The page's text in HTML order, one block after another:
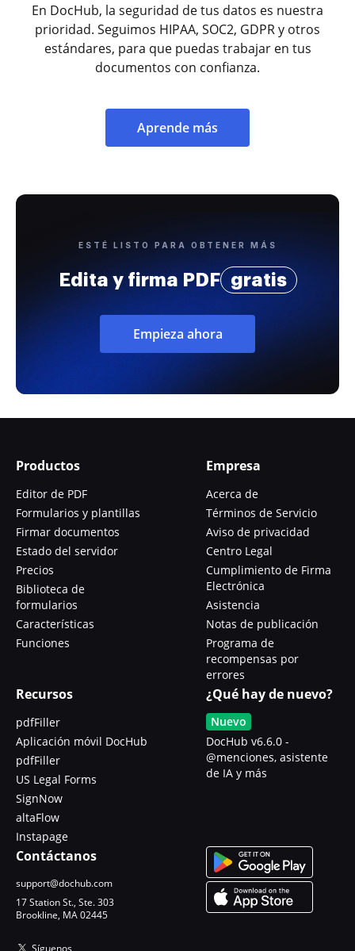
En DocHub, la seguridad de tus datos es nuestra
prioridad. Seguimos HIPAA, SOC2, GDPR y otros
estándares, para que puedas trabajar en tus
documentos con confianza.
Aprende más
ESTÉ LISTO PARA OBTENER MÁS
Edita y firma PDF gratis
Empieza ahora
Productos
Editor de PDF
Formularios y plantillas
Firmar documentos
Estado del servidor
Precios
Biblioteca de
formularios
Características
Funciones
Empresa
Acerca de
Términos de Servicio
Aviso de privacidad
Centro Legal
Cumplimiento de Firma
Electrónica
Asistencia
Notas de publicación
Programa de
recompensas por
errores
Recursos
pdfFiller
Aplicación móvil DocHub
pdfFiller
US Legal Forms
SignNow
altaFlow
Instapage
¿Qué hay de nuevo?
Nuevo
DocHub v6.6.0 -
@menciones, asistente
de IA y más
Contáctanos
support@dochub.com
17 Station St., Ste. 303
Brookline, MA 02445
Síguenos